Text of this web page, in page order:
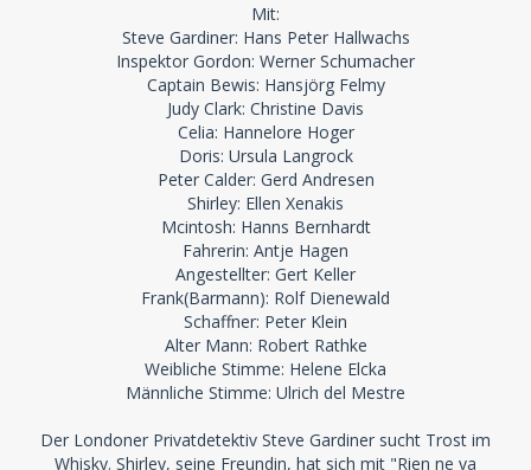
Mit:
Steve Gardiner: Hans Peter Hallwachs
Inspektor Gordon: Werner Schumacher
Captain Bewis: Hansjörg Felmy
Judy Clark: Christine Davis
Celia: Hannelore Hoger
Doris: Ursula Langrock
Peter Calder: Gerd Andresen
Shirley: Ellen Xenakis
Mcintosh: Hanns Bernhardt
Fahrerin: Antje Hagen
Angestellter: Gert Keller
Frank(Barmann): Rolf Dienewald
Schaffner: Peter Klein
Alter Mann: Robert Rathke
Weibliche Stimme: Helene Elcka
Männliche Stimme: Ulrich del Mestre
Der Londoner Privatdetektiv Steve Gardiner sucht Trost im
Whisky. Shirley, seine Freundin, hat sich mit "Rien ne va